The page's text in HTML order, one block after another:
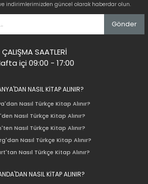
indirimlerimizden güncel olarak haberdar olun.
Gönder
ÇALIŞMA SAATLERİ
içi 09:00 - 17:00
NASIL KİTAP ALINIR?
Nasıl Türkçe Kitap Alınır?
Nasıl Türkçe Kitap Alınır?
Nasıl Türkçe Kitap Alınır?
Nasıl Türkçe Kitap Alınır?
Nasıl Türkçe Kitap Alınır?
NASIL KİTAP ALINIR?